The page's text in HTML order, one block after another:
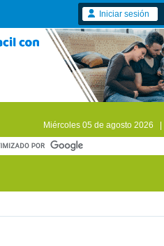
Iniciar sesión
Miércoles 05 de agosto 2026 |